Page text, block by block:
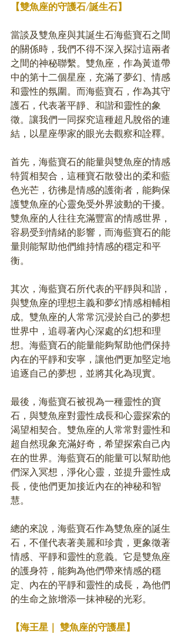
【雙魚座的守護石/誕生石】
當談及雙魚座與其誕生石海藍寶石之間
的關係時，我們不得不深入探討這兩者
之間的神秘聯繫。雙魚座，作為黃道帶
中的第十二個星座，充滿了夢幻、情感
和靈性的氛圍。而海藍寶石，作為其守
護石，代表著平靜、和諧和靈性的象
徵。讓我們一同探究這種超凡脫俗的連
結，以星座學家的眼光去觀察和詮釋。
首先，海藍寶石的能量與雙魚座的情感
特質相契合，這種寶石散發出的柔和藍
色光芒，彷彿是情感的護衛者，能夠保
護雙魚座的心靈免受外界波動的干擾。
雙魚座的人往往充滿豐富的情感世界，
容易受到情緒的影響，而海藍寶石的能
量則能幫助他們維持情感的穩定和平
衡。
其次，海藍寶石所代表的平靜與和諧，
與雙魚座的理想主義和夢幻情感相輔相
成。雙魚座的人常常沉浸於自己的夢想
世界中，追尋著內心深處的幻想和理
想。海藍寶石的能量能夠幫助他們保持
內在的平靜和安寧，讓他們更加堅定地
追逐自己的夢想，並將其化為現實。
最後，海藍寶石被視為一種靈性的寶
石，與雙魚座對靈性成長和心靈探索的
渴望相契合。雙魚座的人常常對靈性和
超自然現象充滿好奇，希望探索自己內
在的世界。海藍寶石的能量可以幫助他
們深入冥想，淨化心靈，並提升靈性成
長，使他們更加接近內在的神秘和智
慧。
總的來說，海藍寶石作為雙魚座的誕生
石，不僅代表著美麗和珍貴，更象徵著
情感、平靜和靈性的意義。它是雙魚座
的護身符，能夠為他們帶來情感的穩
定、內在的平靜和靈性的成長，為他們
的生命之旅增添一抹神秘的光彩。
【海王星｜ 雙魚座的守護星】